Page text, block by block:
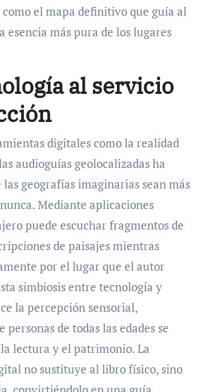
como el mapa definitivo que guía al
esencia más pura de los lugares
al servicio
digitales como la realidad
audioguías geolocalizadas ha
geografías imaginarias sean más
Mediante aplicaciones
puede escuchar fragmentos de
de paisajes mientras
por el lugar que el autor
simbiosis entre tecnología y
la percepción sensorial,
de todas las edades se
lectura y el patrimonio. La
no sustituye al libro físico, sino